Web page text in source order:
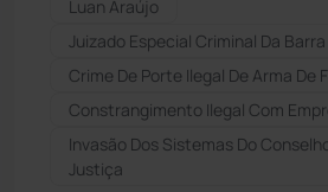
Luan Araújo
Juizado Especial Criminal Da
Crime De Porte Ilegal De Arma De
Constrangimento Ilegal Com
Invasão Dos Sistemas Do
Justiça